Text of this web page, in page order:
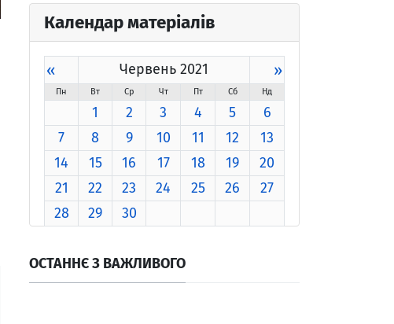
Календар матеріалів
« Червень 2021 »
Пн Вт Ср Чт Пт Сб Нд
1 2 3 4 5
6
7
8 9 10 11 12
13
14
15 16 17 18 19
20
21
22 23 24 25 26
27
28
29 30
ОСТАННЄ З ВАЖЛИВОГО